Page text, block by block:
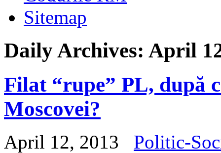
Sitemap
Daily Archives: April
Filat “rupe” PL, după
Moscovei?
April 12, 2013
Politic-